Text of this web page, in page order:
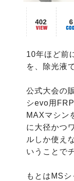
402 6
10年ほど前
を、除光液
公式大会の
シevo用
MAXマシン
に大径かつ
ルしか使え
いうことで
もとはMS